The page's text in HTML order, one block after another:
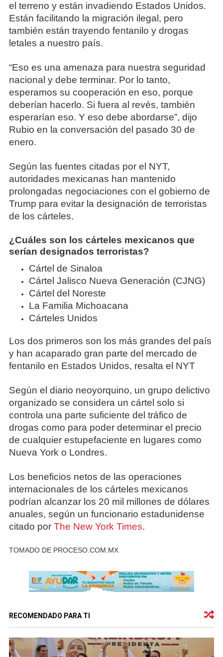
el terreno y están invadiendo Estados Unidos.
Están facilitando la migración ilegal, pero
también están trayendo fentanilo y drogas
letales a nuestro país.
“Eso es una amenaza para nuestra seguridad
nacional y debe terminar. Por lo tanto,
esperamos su cooperación en eso, porque
deberían hacerlo. Si fuera al revés, también
esperarían eso. Y eso debe abordarse”, dijo
Rubio en la conversación del pasado 30 de
enero.
Según las fuentes citadas por el NYT,
autoridades mexicanas han mantenido
prolongadas negociaciones con el gobierno de
Trump para evitar la designación de terroristas
de los cárteles.
¿Cuáles son los cárteles mexicanos que
serían designados terroristas?
Cártel de Sinaloa
Cártel Jalisco Nueva Generación (CJNG)
Cártel del Noreste
La Familia Michoacana
Cárteles Unidos
Los dos primeros son los más grandes del país
y han acaparado gran parte del mercado de
fentanilo en Estados Unidos, resalta el NYT
Según el diario neoyorquino, un grupo delictivo
organizado se considera un cártel solo si
controla una parte suficiente del tráfico de
drogas como para poder determinar el precio
de cualquier estupefaciente en lugares como
Nueva York o Londres.
Los beneficios netos de las operaciones
internacionales de los cárteles mexicanos
podrían alcanzar los 20 mil millones de dólares
anuales, según un funcionario estadunidense
citado por The New York Times.
TOMADO DE PROCESO.COM.MX
RECOMENDADO PARA TI